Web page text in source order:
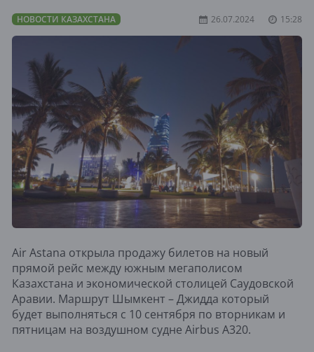
НОВОСТИ КАЗАХСТАНА 26.07.2024 15:28
Air Astana открыла продажу билетов на новый
прямой рейс между южным мегаполисом
Казахстана и экономической столицей Саудовской
Аравии. Маршрут Шымкент – Джидда который
будет выполняться с 10 сентября по вторникам и
пятницам на воздушном судне Airbus А320.